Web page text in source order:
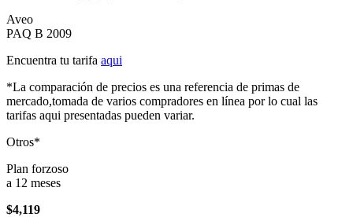
Aveo
PAQ B 2009
Encuentra tu tarifa aqui
*La comparación de precios es una referencia de primas de
mercado,tomada de varios compradores en línea por lo cual las
tarifas aqui presentadas pueden variar.
Otros*
Plan forzoso
a 12 meses
$4,119